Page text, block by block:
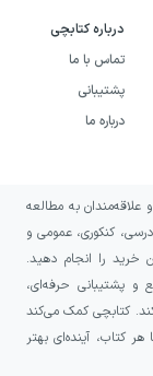
از مضامین
و به نوجوان
نوجوانی
بزرگ
فرصت
و غیر قابل
عمدتا به
شکنی
درباره کتابچی
تماس با ما
پشتیبانی
درباره ما
به مطالعه
کنکوری، عمومی و
خرید را انجام دهید.
پشتیبانی حرفه‌ای،
کتابچی کمک می‌کند
کتاب، آینده‌ای بهتر